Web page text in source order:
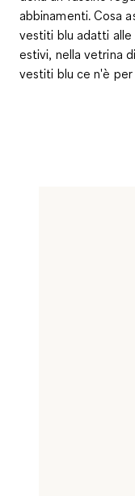
abbinamenti. Cosa
vestiti blu adatti
estivi, nella vetrina
vestiti blu ce n'è